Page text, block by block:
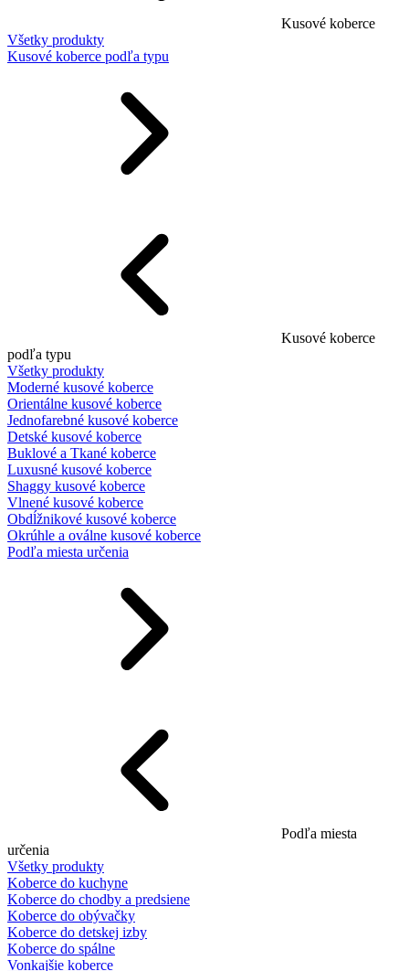
Kusové koberce
Všetky produkty
Kusové koberce podľa typu
Kusové koberce
podľa typu
Všetky produkty
Moderné kusové koberce
Orientálne kusové koberce
Jednofarebné kusové koberce
Detské kusové koberce
Buklové a Tkané koberce
Luxusné kusové koberce
Shaggy kusové koberce
Vlnené kusové koberce
Obdĺžnikové kusové koberce
Okrúhle a oválne kusové koberce
Podľa miesta určenia
Podľa miesta
určenia
Všetky produkty
Koberce do kuchyne
Koberce do chodby a predsiene
Koberce do obývačky
Koberce do detskej izby
Koberce do spálne
Vonkajšie koberce